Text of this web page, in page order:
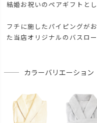
結婚お祝いのペアギフトと
フチに施したパイピングが
た当店オリジナルのバスロー
カラーバリエーション